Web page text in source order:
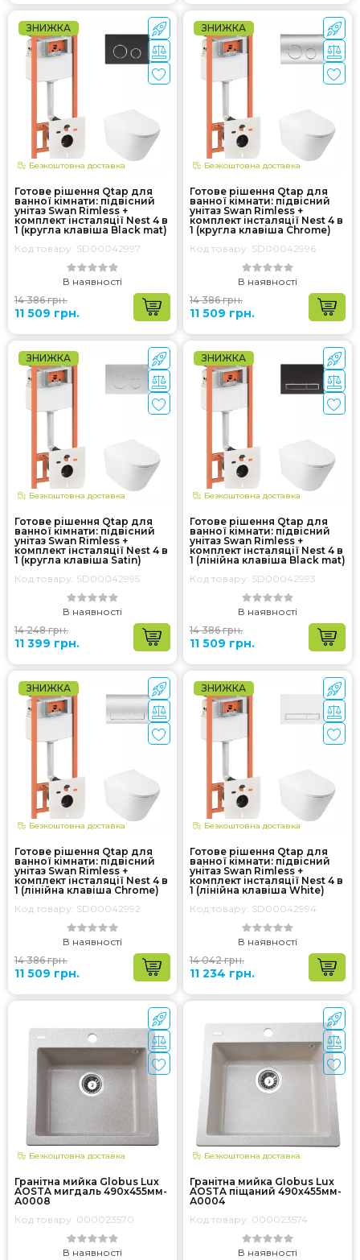
ЗНИЖКА
Безкоштовна доставка
Готове рішення Qtap для
ванної кімнати: підвісний
унітаз Swan Rimless +
комплект інсталяції Nest 4 в
1 (кругла клавіша Black mat)
Код товару: SD00042997
В наявності
14 386 грн.
11 509 грн.
ЗНИЖКА
Безкоштовна доставка
Готове рішення Qtap для
ванної кімнати: підвісний
унітаз Swan Rimless +
комплект інсталяції Nest 4 в
1 (кругла клавіша Chrome)
Код товару: SD00042996
В наявності
14 386 грн.
11 509 грн.
ЗНИЖКА
Безкоштовна доставка
Готове рішення Qtap для
ванної кімнати: підвісний
унітаз Swan Rimless +
комплект інсталяції Nest 4 в
1 (кругла клавіша Satin)
Код товару: SD00042995
В наявності
14 248 грн.
11 399 грн.
ЗНИЖКА
Безкоштовна доставка
Готове рішення Qtap для
ванної кімнати: підвісний
унітаз Swan Rimless +
комплект інсталяції Nest 4 в
1 (лінійна клавіша Black mat)
Код товару: SD00042993
В наявності
14 386 грн.
11 509 грн.
ЗНИЖКА
Безкоштовна доставка
Готове рішення Qtap для
ванної кімнати: підвісний
унітаз Swan Rimless +
комплект інсталяції Nest 4 в
1 (лінійна клавіша Chrome)
Код товару: SD00042992
В наявності
14 386 грн.
11 509 грн.
ЗНИЖКА
Безкоштовна доставка
Готове рішення Qtap для
ванної кімнати: підвісний
унітаз Swan Rimless +
комплект інсталяції Nest 4 в
1 (лінійна клавіша White)
Код товару: SD00042994
В наявності
14 042 грн.
11 234 грн.
Безкоштовна доставка
Гранітна мийка Globus Lux
AOSTA мигдаль 490x455мм-
А0008
Код товару: 000023570
В наявності
Безкоштовна доставка
Гранітна мийка Globus Lux
AOSTA пiщаний 490x455мм-
А0004
Код товару: 000023574
В наявності